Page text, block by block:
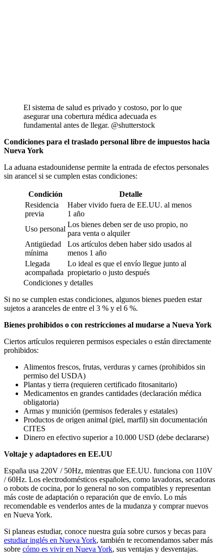
El sistema de salud es privado y costoso, por lo que
asegurar una cobertura médica adecuada es
fundamental antes de llegar. @shutterstock
Condiciones para el traslado personal libre de impuestos hacia
Nueva York
La aduana estadounidense permite la entrada de efectos personales
sin arancel si se cumplen estas condiciones:
Condición
Detalle
Residencia
previa
Haber vivido fuera de EE.UU. al menos
1 año
Uso personal
Los bienes deben ser de uso propio, no
para venta o alquiler
Antigüedad
mínima
Los artículos deben haber sido usados al
menos 1 año
Llegada
acompañada
Lo ideal es que el envío llegue junto al
propietario o justo después
Condiciones y detalles
Si no se cumplen estas condiciones, algunos bienes pueden estar
sujetos a aranceles de entre el 3 % y el 6 %.
Bienes prohibidos o con restricciones al mudarse a Nueva York
Ciertos artículos requieren permisos especiales o están directamente
prohibidos:
Alimentos frescos, frutas, verduras y carnes (prohibidos sin
permiso del USDA)
Plantas y tierra (requieren certificado fitosanitario)
Medicamentos en grandes cantidades (declaración médica
obligatoria)
Armas y munición (permisos federales y estatales)
Productos de origen animal (piel, marfil) sin documentación
CITES
Dinero en efectivo superior a 10.000 USD (debe declararse)
Voltaje y adaptadores en EE.UU
España usa 220V / 50Hz, mientras que EE.UU. funciona con 110V
/ 60Hz. Los electrodomésticos españoles, como lavadoras, secadoras
o robots de cocina, por lo general no son compatibles y representan
más coste de adaptación o reparación que de envío. Lo más
recomendable es venderlos antes de la mudanza y comprar nuevos
en Nueva York.
Si planeas estudiar, conoce nuestra guía sobre cursos y becas para
estudiar inglés en Nueva York, también te recomendamos saber más
sobre cómo es vivir en Nueva York, sus ventajas y desventajas.